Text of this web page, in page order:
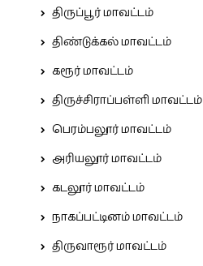
திருப்பூர் மாவட்டம்
திண்டுக்கல் மாவட்டம்
கரூர் மாவட்டம்
திருச்சிராப்பள்ளி மாவட்டம்
பெரம்பலூர் மாவட்டம்
அரியலூர் மாவட்டம்
கடலூர் மாவட்டம்
நாகப்பட்டினம் மாவட்டம்
திருவாரூர் மாவட்டம்